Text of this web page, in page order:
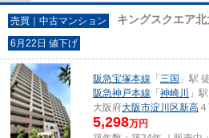
売買｜中古マンション キングスクエア
6月22日 値下げ
阪急宝塚本線 「 三国 」駅
阪急神戸本線 「 神崎川
」
大阪府大阪市淀川区新高
5,298万円